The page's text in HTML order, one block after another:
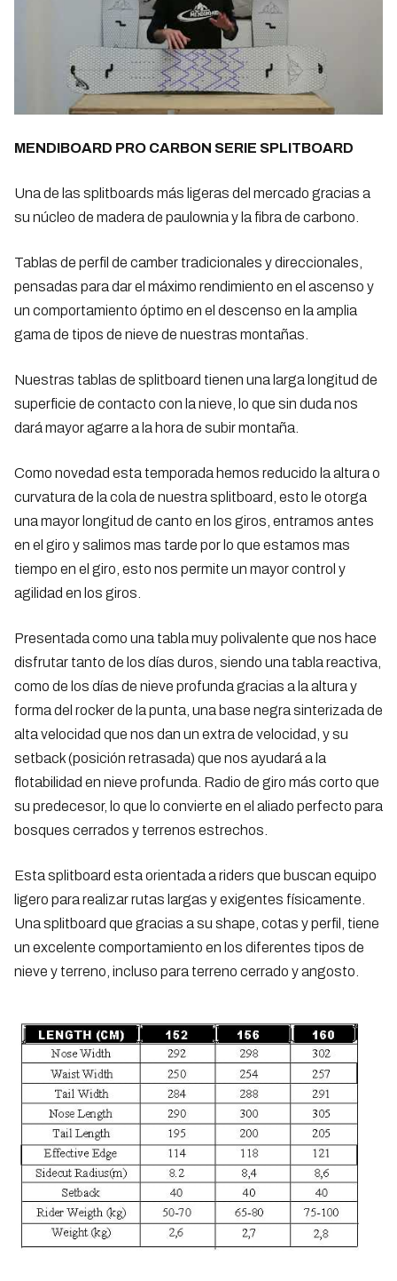
MENDIBOARD PRO CARBON SERIE SPLITBOARD
Una de las splitboards más ligeras del mercado gracias a
su núcleo de madera de paulownia y la fibra de carbono.
Tablas de perfil de camber tradicionales y direccionales,
pensadas para dar el máximo rendimiento en el ascenso y
un comportamiento óptimo en el descenso en la amplia
gama de tipos de nieve de nuestras montañas.
Nuestras tablas de splitboard tienen una larga longitud de
superficie de contacto con la nieve, lo que sin duda nos
dará mayor agarre a la hora de subir montaña.
Como novedad esta temporada hemos reducido la altura o
curvatura de la cola de nuestra splitboard, esto le otorga
una mayor longitud de canto en los giros, entramos antes
en el giro y salimos mas tarde por lo que estamos mas
tiempo en el giro, esto nos permite un mayor control y
agilidad en los giros.
Presentada como una tabla muy polivalente que nos hace
disfrutar tanto de los días duros, siendo una tabla reactiva,
como de los días de nieve profunda gracias a la altura y
forma del rocker de la punta, una base negra sinterizada de
alta velocidad que nos dan un extra de velocidad, y su
setback (posición retrasada) que nos ayudará a la
flotabilidad en nieve profunda. Radio de giro más corto que
su predecesor, lo que lo convierte en el aliado perfecto para
bosques cerrados y terrenos estrechos.
Esta splitboard esta orientada a riders que buscan equipo
ligero para realizar rutas largas y exigentes físicamente.
Una splitboard que gracias a su shape, cotas y perfil, tiene
un excelente comportamiento en los diferentes tipos de
nieve y terreno, incluso para terreno cerrado y angosto.